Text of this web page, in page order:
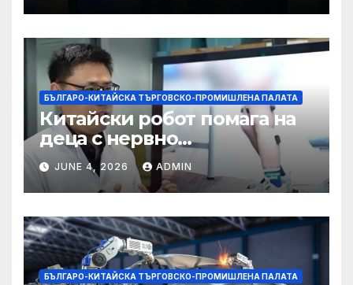
БЪЛГАРО-КИТАЙСКА ТЪРГОВСКО-ПРОМИШЛЕНА ПАЛАТА
Китайски робот помага на
деца с нервно
разстройство да се
изправят за първи път
JUNE 4, 2026 ADMIN
БЪЛГАРО-КИТАЙСКА ТЪРГОВСКО-ПРОМИШЛЕНА ПАЛАТА